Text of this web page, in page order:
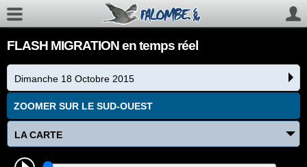
FLASH MIGRATION en temps réel
Dimanche 18 Octobre 2015
ZOOMER SUR LE SUD-OUEST
LA CARTE